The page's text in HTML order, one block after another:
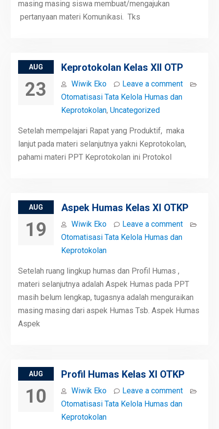
masing masing siswa membuat/mengajukan
pertanyaan materi Komunikasi. Tks
AUG
23
Keprotokolan Kelas XII OTP
Wiwik Eko
Leave a comment
Otomatisasi Tata Kelola Humas dan
Keprotokolan, Uncategorized
Setelah mempelajari Rapat yang Produktif, maka
lanjut pada materi selanjutnya yakni Keprotokolan,
pahami materi PPT Keprotokolan ini Protokol
AUG
19
Aspek Humas Kelas XI OTKP
Wiwik Eko
Leave a comment
Otomatisasi Tata Kelola Humas dan
Keprotokolan
Setelah ruang lingkup humas dan Profil Humas ,
materi selanjutnya adalah Aspek Humas pada PPT
masih belum lengkap, tugasnya adalah menguraikan
masing masing dari aspek Humas Tsb. Aspek Humas
Aspek
AUG
10
Profil Humas Kelas XI OTKP
Wiwik Eko
Leave a comment
Otomatisasi Tata Kelola Humas dan
Keprotokolan